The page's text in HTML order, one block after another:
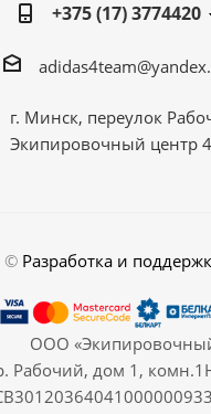
+375 (17) 3774420
г. Минск, переулок
Экипировочный центр
© Разработка и
ООО
Рабочий, дом 1,